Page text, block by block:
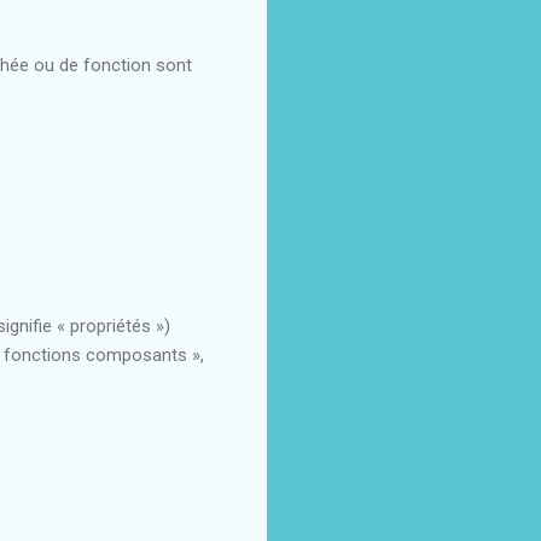
ou de fonction sont
« propriétés »)
fonctions composants »,